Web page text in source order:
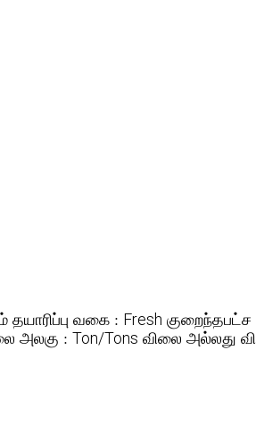
தயாரிப்பு வகை : Fresh
அலகு : Ton/Tons விலை அல்லது